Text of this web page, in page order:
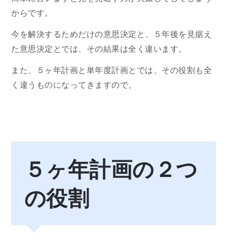
からです。
今を解決するためだけの意思決定と、５年後を見据え
た意思決定とでは、その結果は全く違います。
また、５ヶ年計画と単年度計画とでは、その役割も全
く違うものになってきますので。
５ヶ年計画の２つ
の役割